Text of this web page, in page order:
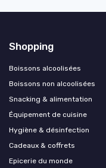
Shopping
Boissons alcoolisées
Boissons non alcoolisées
Snacking & alimentation
Équipement de cuisine
Hygiène & désinfection
Cadeaux & coffrets
Epicerie du monde